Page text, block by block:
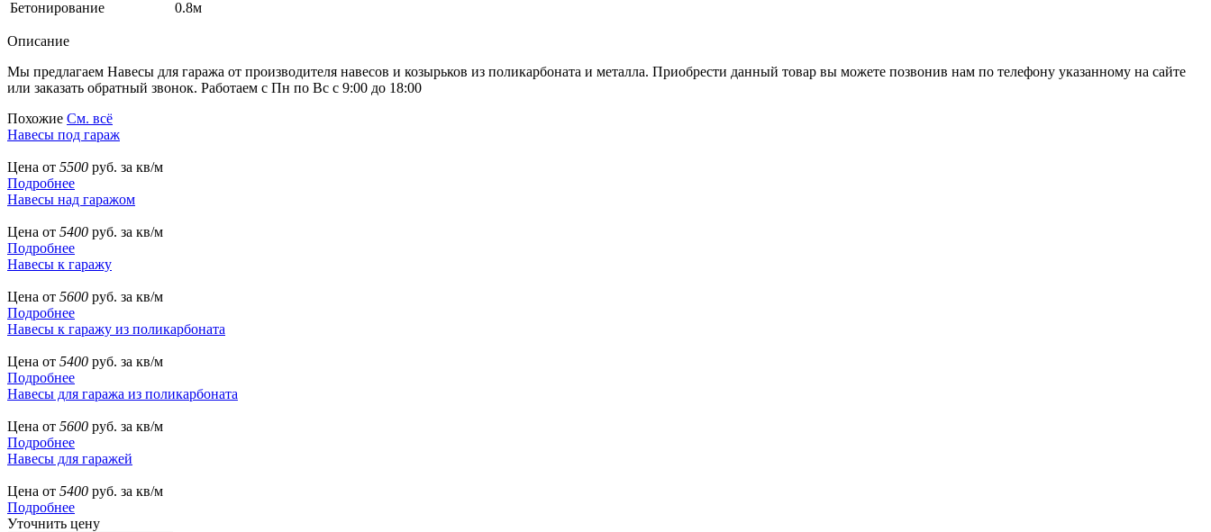
Бетонирование
0.8м
Описание
Мы предлагаем Навесы для гаража от производителя навесов и козырьков из поликарбоната и металла. Приобрести данный товар вы можете позвонив нам по телефону указанному на сайте
или заказать обратный звонок. Работаем с Пн по Вс с 9:00 до 18:00
Похожие См. всё
Навесы под гараж
Цена от 5500 руб. за кв/м
Подробнее
Навесы над гаражом
Цена от 5400 руб. за кв/м
Подробнее
Навесы к гаражу
Цена от 5600 руб. за кв/м
Подробнее
Навесы к гаражу из поликарбоната
Цена от 5400 руб. за кв/м
Подробнее
Навесы для гаража из поликарбоната
Цена от 5600 руб. за кв/м
Подробнее
Навесы для гаражей
Цена от 5400 руб. за кв/м
Подробнее
Уточнить цену